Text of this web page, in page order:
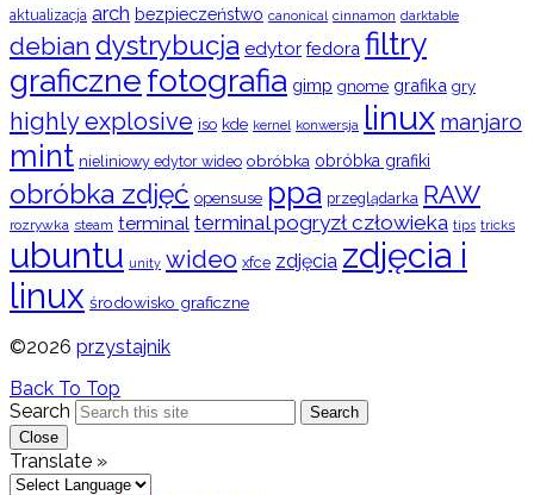
aktualizacja arch bezpieczeństwo canonical cinnamon darktable
debian dystrybucja edytor fedora filtry
graficznefotografia gimp gnome grafika gry
highly explosive iso kde kernel konwersja linux manjaro
mint nieliniowy edytor wideo obróbka obróbka grafiki
obróbka zdjęć opensuse ppa przeglądarka RAW
rozrywka steam terminal terminal pogryzł człowieka tips tricks
ubuntu unity wideo xfce zdjęcia zdjęcia i
linux środowisko graficzne
©2026 przystajnik
Back To Top
Search
Search
Close
Translate »